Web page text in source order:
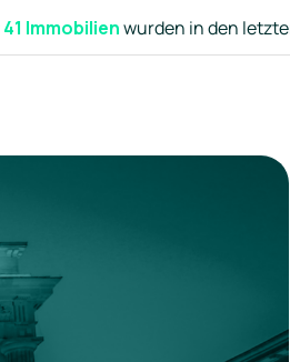
41 Immobilienwurden in den